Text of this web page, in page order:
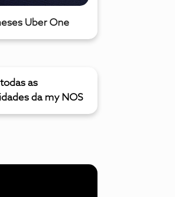
Uber One
as
da my NOS